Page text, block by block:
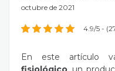
octubre de 2021
4.9/5 -
En este artículo